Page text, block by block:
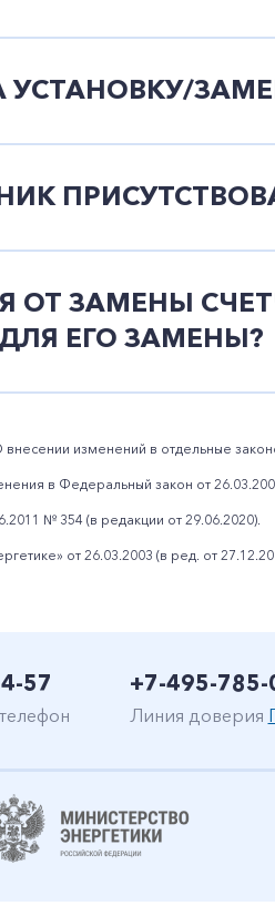
УСТАНОВКУ/
ОТ ЗАМЕНЫ
ЕГО ЗАМЕНЫ?
изменений в отдельные
в Федеральный закон от
№ 354 (в редакции от 29.06.2020).
от 26.03.2003 (в ред. от
57 +7-495-785-
Линия доверия